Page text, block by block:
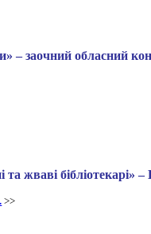
– заочний обласний
та жваві бібліотекарі» –
>>